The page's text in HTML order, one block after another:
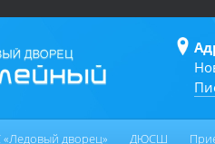
дворец» ДЮСШ